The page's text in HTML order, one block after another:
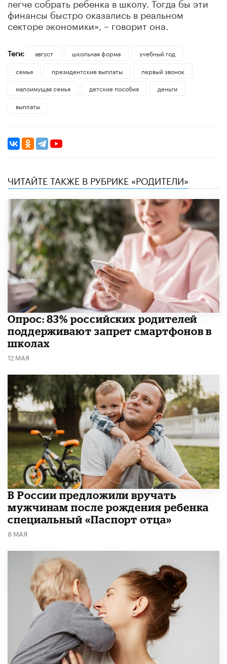
финансы быстро оказались в реальном
секторе экономики», – говорит она.
Теги: август школьная форма
учебный год
семья
президентские выплаты
первый звонок
малоимущая семья
детские пособия
деньги
выплаты
ЧИТАЙТЕ ТАКЖЕ В РУБРИКЕ «РОДИТЕЛИ»
Опрос: 83% российских родителей
поддерживают запрет смартфонов в
школах
12 МАЯ
В России предложили вручать
мужчинам после рождения ребенка
специальный «Паспорт отца»
8 МАЯ